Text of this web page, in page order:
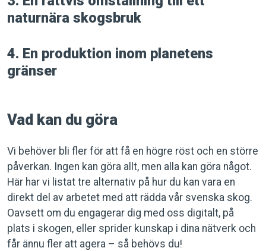
naturnära skogsbruk
4. En produktion inom planetens
gränser
Vad kan du göra
Vi behöver bli fler för att få en högre röst och en större
påverkan. Ingen kan göra allt, men alla kan göra något.
Här har vi listat tre alternativ på hur du kan vara en
direkt del av arbetet med att rädda vår svenska skog.
Oavsett om du engagerar dig med oss digitalt, på
plats i skogen, eller sprider kunskap i dina nätverk och
får ännu fler att agera – så behövs du!